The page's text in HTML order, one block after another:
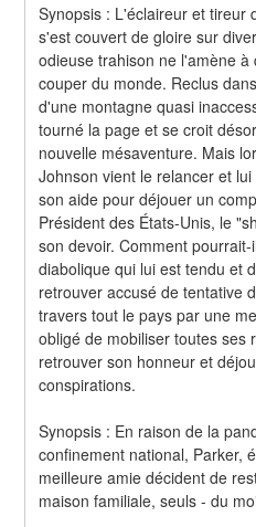
Synopsis : L'éclaireur et tireur
s'est couvert de gloire sur
odieuse trahison ne l'amène
couper du monde. Reclus
d'une montagne quasi
tourné la page et se croit
nouvelle mésaventure. Mais
Johnson vient le relancer et
son aide pour déjouer un
Président des États-Unis, le
son devoir. Comment
diabolique qui lui est tendu et
retrouver accusé de tentative
travers tout le pays par une
obligé de mobiliser toutes ses
retrouver son honneur et
conspirations.
Synopsis : En raison de la
confinement national, Parker,
meilleure amie décident de
maison familiale, seuls - du